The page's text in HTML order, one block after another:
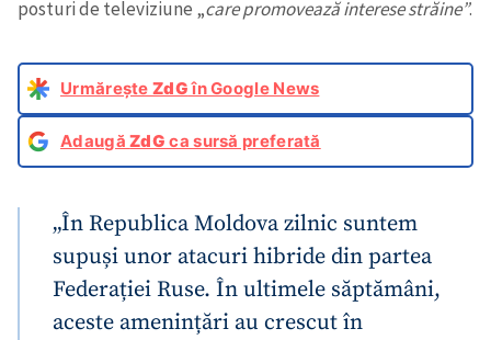
posturi de televiziune „care promovează interese străine”.
Urmărește ZdGîn Google News
AdaugăZdG ca sursă preferată
„În Republica Moldova zilnic suntem
supuși unor atacuri hibride din partea
Federației Ruse. În ultimele săptămâni,
aceste amenințări au crescut în